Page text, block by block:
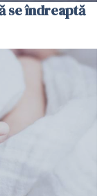
se îndreaptă